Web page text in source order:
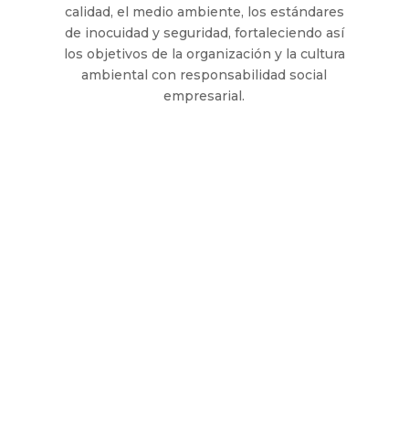
calidad, el medio ambiente, los estándares
de inocuidad y seguridad, fortaleciendo así
los objetivos de la organización y la cultura
ambiental con responsabilidad social
empresarial.